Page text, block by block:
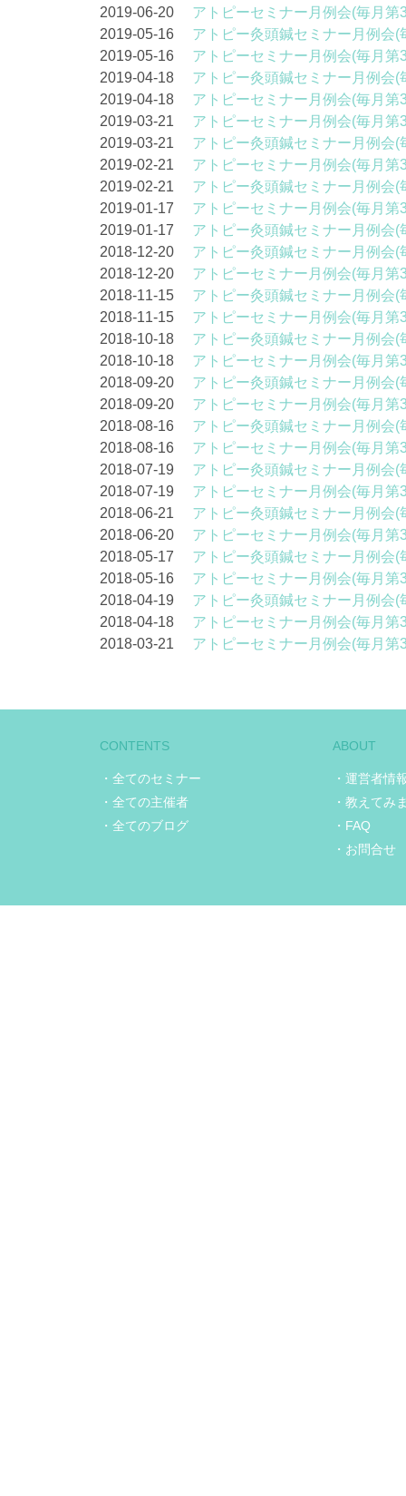
2019-06-20 アトピーセミナー月例会(毎月第
2019-05-16 アトピー灸頭鍼セミナー月例会(
2019-05-16 アトピーセミナー月例会(毎月第
2019-04-18 アトピー灸頭鍼セミナー月例会(
2019-04-18 アトピーセミナー月例会(毎月第
2019-03-21 アトピーセミナー月例会(毎月第
2019-03-21 アトピー灸頭鍼セミナー月例会(
2019-02-21 アトピーセミナー月例会(毎月第
2019-02-21 アトピー灸頭鍼セミナー月例会(
2019-01-17 アトピーセミナー月例会(毎月第
2019-01-17 アトピー灸頭鍼セミナー月例会(
2018-12-20 アトピー灸頭鍼セミナー月例会(
2018-12-20 アトピーセミナー月例会(毎月第
2018-11-15 アトピー灸頭鍼セミナー月例会(
2018-11-15 アトピーセミナー月例会(毎月第
2018-10-18 アトピー灸頭鍼セミナー月例会(
2018-10-18 アトピーセミナー月例会(毎月第
2018-09-20 アトピー灸頭鍼セミナー月例会(
2018-09-20 アトピーセミナー月例会(毎月第
2018-08-16 アトピー灸頭鍼セミナー月例会(
2018-08-16 アトピーセミナー月例会(毎月第
2018-07-19 アトピー灸頭鍼セミナー月例会(
2018-07-19 アトピーセミナー月例会(毎月第
2018-06-21 アトピー灸頭鍼セミナー月例会(
2018-06-20 アトピーセミナー月例会(毎月第
2018-05-17 アトピー灸頭鍼セミナー月例会(
2018-05-16 アトピーセミナー月例会(毎月第
2018-04-19 アトピー灸頭鍼セミナー月例会(
2018-04-18 アトピーセミナー月例会(毎月第
2018-03-21 アトピーセミナー月例会(毎月第
CONTENTS
・全てのセミナー
・全ての主催者
・全てのブログ
ABOUT
・運営者情
・教えてみ
・FAQ
・お問合せ